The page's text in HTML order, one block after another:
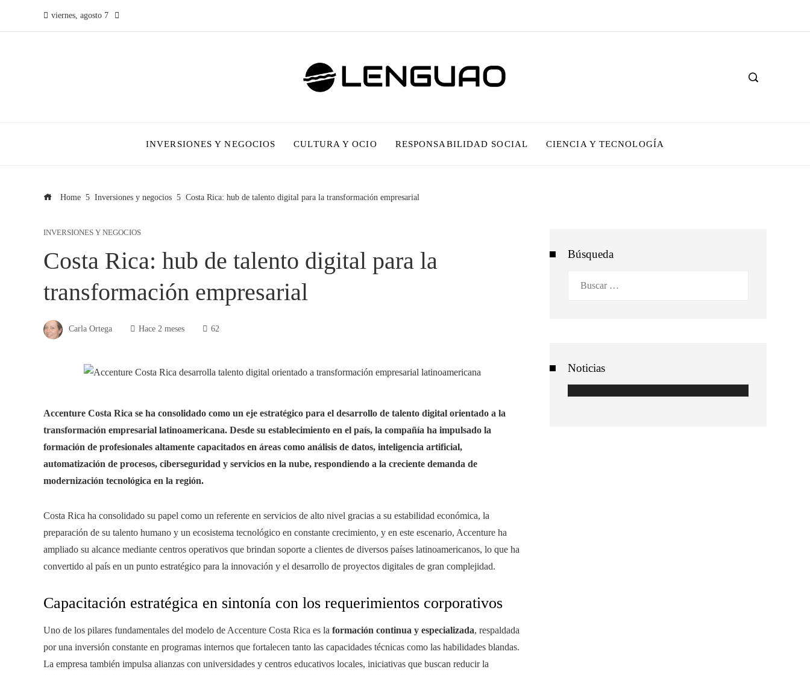
viernes, agosto 7
INVERSIONES Y NEGOCIOS CULTURA Y OCIO RESPONSABILIDAD SOCIAL CIENCIA Y TECNOLOGÍA
Home Inversiones y negocios Costa Rica: hub de talento digital para la transformación empresarial
INVERSIONES Y NEGOCIOS
Costa Rica: hub de talento digital para la
transformación empresarial
Carla Ortega Hace 2 meses 62
Accenture Costa Rica se ha consolidado como un eje estratégico para el desarrollo de talento digital orientado a la
transformación empresarial latinoamericana. Desde su establecimiento en el país, la compañía ha impulsado la
formación de profesionales altamente capacitados en áreas como análisis de datos, inteligencia artificial,
automatización de procesos, ciberseguridad y servicios en la nube, respondiendo a la creciente demanda de
modernización tecnológica en la región.
Costa Rica ha consolidado su papel como un referente en servicios de alto nivel gracias a su estabilidad económica, la
preparación de su talento humano y un ecosistema tecnológico en constante crecimiento, y en este escenario, Accenture ha
ampliado su alcance mediante centros operativos que brindan soporte a clientes de diversos países latinoamericanos, lo que ha
convertido al país en un punto estratégico para la innovación y el desarrollo de proyectos digitales de gran complejidad.
Capacitación estratégica en sintonía con los requerimientos corporativos
Uno de los pilares fundamentales del modelo de Accenture Costa Rica es la formación continua y especializada, respaldada
por una inversión constante en programas internos que fortalecen tanto las capacidades técnicas como las habilidades blandas.
La empresa también impulsa alianzas con universidades y centros educativos locales, iniciativas que buscan reducir la
Búsqueda
Noticias